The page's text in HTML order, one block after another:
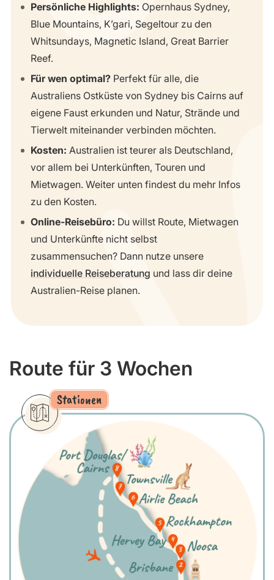
Persönliche Highlights: Opernhaus Sydney,
Blue Mountains, K’gari, Segeltour zu den
Whitsundays, Magnetic Island, Great Barrier
Reef.
Für wen optimal? Perfekt für alle, die
Australiens Ostküste von Sydney bis Cairns auf
eigene Faust erkunden und Natur, Strände und
Tierwelt miteinander verbinden möchten.
Kosten: Australien ist teurer als Deutschland,
vor allem bei Unterkünften, Touren und
Mietwagen. Weiter unten findest du mehr Infos
zu den Kosten.
Online-Reisebüro: Du willst Route, Mietwagen
und Unterkünfte nicht selbst
zusammensuchen? Dann nutze unsere
individuelle Reiseberatung und lass dir deine
Australien-Reise planen.
Route für 3 Wochen
Stationen